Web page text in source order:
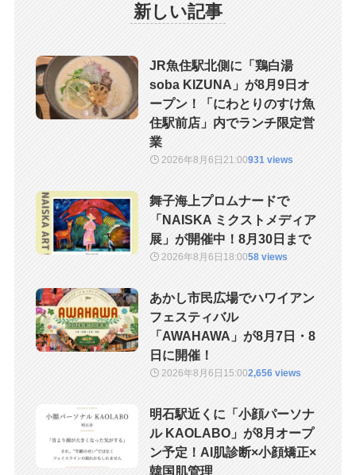
新しい記事
JR魚住駅北側に「鶏白湯
soba KIZUNA」が8月9日オ
ープン！「にわとりのすけ魚
住駅前店」内でランチ限定営
業
2026年8月6日21:00931 views
舞子海上プロムナードで
「NAISKA ミクストメディア
展」が開催中！8月30日まで
2026年8月6日 18:0058 views
あかし市民広場でハワイアン
フェスティバル
「AWAHAWA」が8月7日・8
日に開催！
2026年8月6日 15:002,656 views
明石駅近くに「小顔パーソナ
ル KAOLABO」が8月オープ
ン予定！AI肌診断×小顔矯正×
韓国肌管理